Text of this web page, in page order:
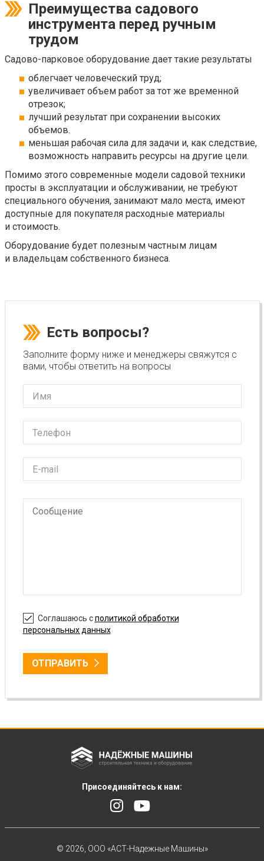
Преимущества садового
инструмента перед ручным
трудом
Садово-парковое оборудование дает такие результаты
облегчает человеческий труд;
увеличивает объем работ за тот же временной
отрезок;
лучший результат при сохранении высоких
объемов.
меньшая рабочая сила для задачи и, как следствие,
возможность направить ресурсы на другие цели.
Помимо этого современные модели садовой техники
просты в эксплуатации и обслуживании, не требуют
специального обучения, занимают мало места, имеют
доступные для покупателя расходные материалы
и стоимость.
Оборудование будет полезным частным лицам
и владельцам собственного бизнеса.
Есть вопросы?
Заполните форму ниже и менеджеры свяжутся с
вами, чтобы ответить на вопросы
Соглашаюсь сполитикой обработки
персональных данных
ОТПРАВИТЬ
Присоединяйтесь к нам:
© 2026, ООО «АСТ-Надежные Машины»